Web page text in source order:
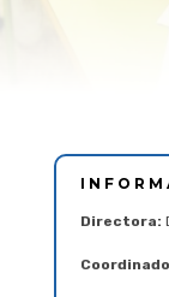
Directora: